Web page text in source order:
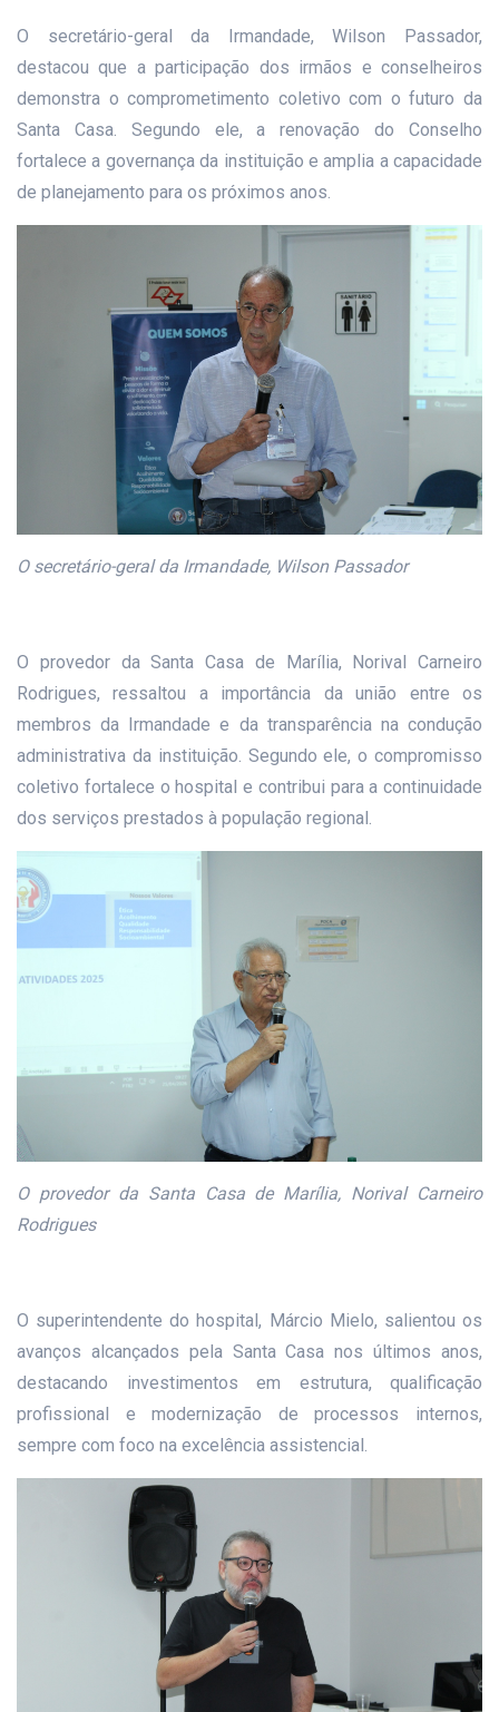
O secretário-geral da Irmandade, Wilson Passador,
destacou que a participação dos irmãos e conselheiros
demonstra o comprometimento coletivo com o futuro da
Santa Casa. Segundo ele, a renovação do Conselho
fortalece a governança da instituição e amplia a capacidade
de planejamento para os próximos anos.
O secretário-geral da Irmandade, Wilson Passador
O provedor da Santa Casa de Marília, Norival Carneiro
Rodrigues, ressaltou a importância da união entre os
membros da Irmandade e da transparência na condução
administrativa da instituição. Segundo ele, o compromisso
coletivo fortalece o hospital e contribui para a continuidade
dos serviços prestados à população regional.
O provedor da Santa Casa de Marília, Norival Carneiro
Rodrigues
O superintendente do hospital, Márcio Mielo, salientou os
avanços alcançados pela Santa Casa nos últimos anos,
destacando investimentos em estrutura, qualificação
profissional e modernização de processos internos,
sempre com foco na excelência assistencial.